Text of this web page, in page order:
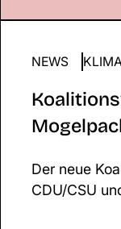
NEWS KLIMA
Der neue
CDU/CSU